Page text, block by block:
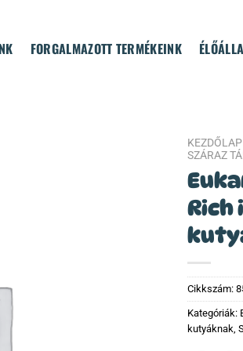
FORGALMAZOTT TERMÉKEINK
KEZDŐLAP
SZÁRAZ
Rich
Cikkszám:
Kategóriák:
kutyáknak